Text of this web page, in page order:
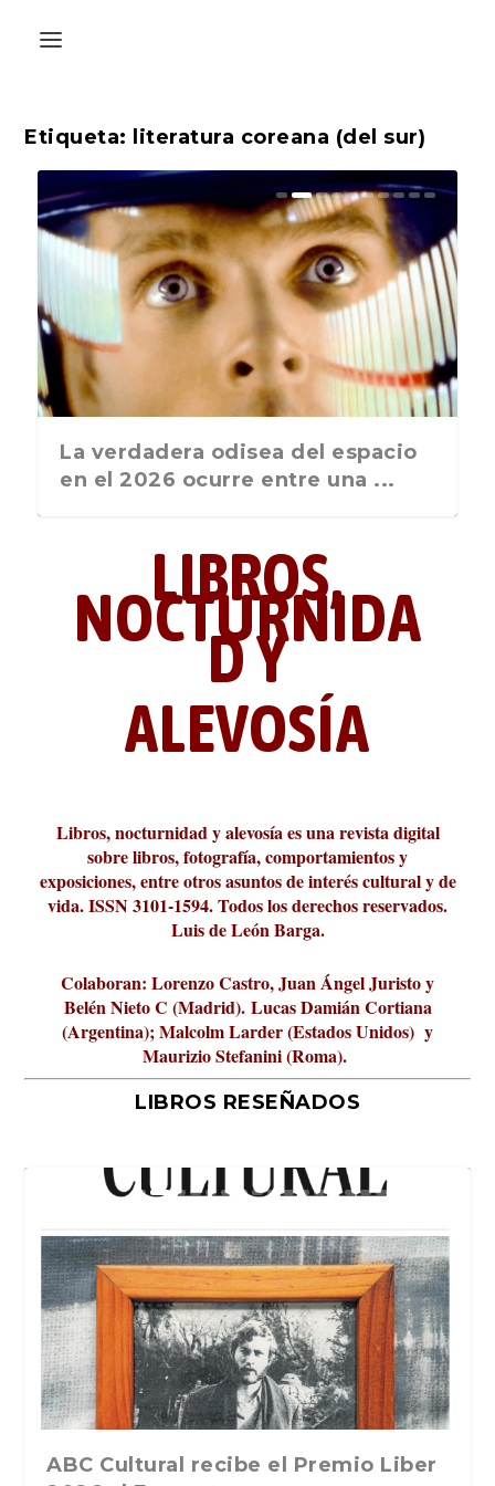
Etiqueta: literatura coreana (del sur)
La última postal de la temporada
nos recuerda que nos vamos ...
La verdadera odisea del espacio
en el 2026 ocurre entre una ...
Liber 2026 al Fomento de la Le...
Revista Cultural Turia, númer...
10.000 pasos al día? Lo que d...
paisajística del mar de Sicil...
París
metafísicos de la novela ne...
LIBROS,
NOCTURNIDA
D Y
ALEVOSÍA
Libros, nocturnidad y alevosía es una revista digital
sobre libros, fotografía, comportamientos y
exposiciones, entre otros asuntos de interés cultural y de
vida. ISSN 3101-1594. Todos los derechos reservados.
Luis de León Barga.
Colaboran: Lorenzo Castro, Juan Ángel Juristo y
Belén Nieto C (Madrid). Lucas Damián Cortiana
(Argentina); Malcolm Larder (Estados Unidos) y
Maurizio Stefanini (Roma).
LIBROS RESEÑADOS
La verdadera odisea del espacio en
ABC Cultural recibe el Premio Liber
La cultura de la transgresión.